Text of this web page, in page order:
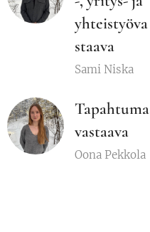
yhteistyöva
staava
Sami Niska
Tapahtuma
vastaava
Oona Pekkola